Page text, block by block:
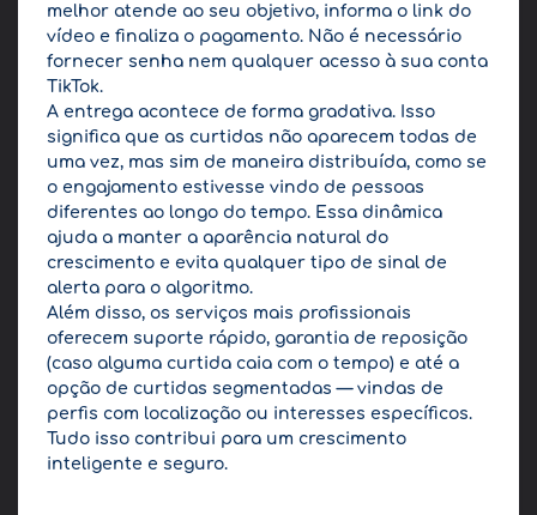
melhor atende ao seu objetivo, informa o link do
vídeo e finaliza o pagamento. Não é necessário
fornecer senha nem qualquer acesso à sua conta
TikTok.
A entrega acontece de forma gradativa. Isso
significa que as curtidas não aparecem todas de
uma vez, mas sim de maneira distribuída, como se
o engajamento estivesse vindo de pessoas
diferentes ao longo do tempo. Essa dinâmica
ajuda a manter a aparência natural do
crescimento e evita qualquer tipo de sinal de
alerta para o algoritmo.
Além disso, os serviços mais profissionais
oferecem suporte rápido, garantia de reposição
(caso alguma curtida caia com o tempo) e até a
opção de curtidas segmentadas — vindas de
perfis com localização ou interesses específicos.
Tudo isso contribui para um crescimento
inteligente e seguro.